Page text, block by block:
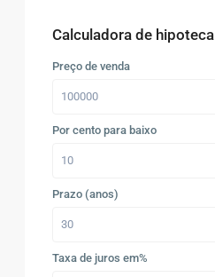
Calculadora de hipoteca
Preço de venda
Por cento para baixo
Prazo (anos)
Taxa de juros em%